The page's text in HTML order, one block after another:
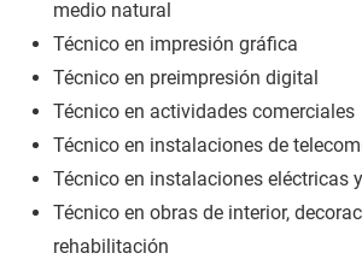
medio natural
Técnico en impresión gráfica
Técnico en preimpresión digital
Técnico en actividades comerciales
Técnico en instalaciones de
Técnico en instalaciones eléctricas
Técnico en obras de interior,
rehabilitación